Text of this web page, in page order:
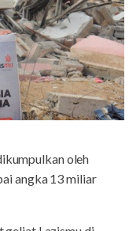
oleh
angka 13 miliar